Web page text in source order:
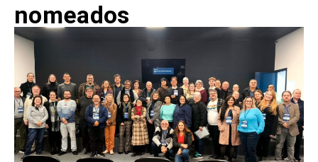
nomeados